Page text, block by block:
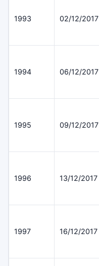
1993 02/12/2017
1994 06/12/2017
1995 09/12/2017
1996 13/12/2017
1997 16/12/2017